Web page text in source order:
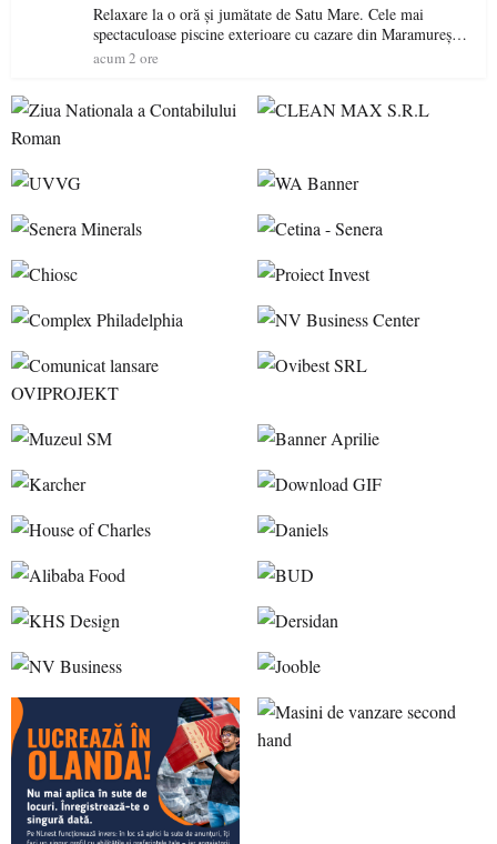
Relaxare la o oră și jumătate de Satu Mare. Cele mai
spectaculoase piscine exterioare cu cazare din Maramureș,
ideale pentru o escapadă de vară
acum 2 ore